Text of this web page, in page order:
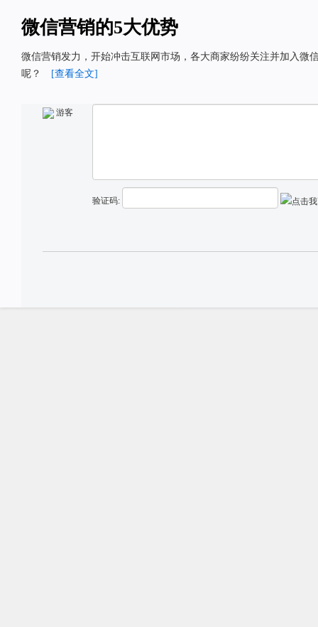
微信营销的5大优势
微信营销发力，开始冲击互联网市场，各大商家纷纷关注并加入微
呢？
[查看全文]
游客
验证码: